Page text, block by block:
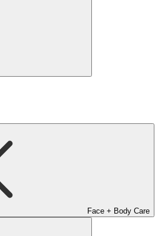
Face + Body Care